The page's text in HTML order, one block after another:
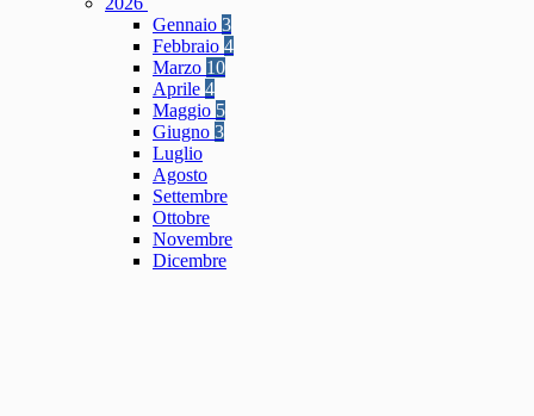
Gennaio 3
Febbraio 4
Marzo 10
Aprile 4
Maggio 5
Giugno 3
Luglio
Agosto
Settembre
Ottobre
Novembre
Dicembre